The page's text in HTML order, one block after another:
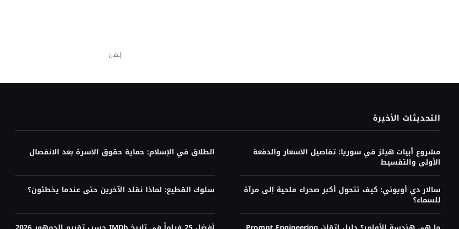
إعلان
التحديثات الأخيرة
مشروع أبيات هيلز في سوريا: تفاصيل الأسعار والدفعة
الأولى والتقسيط
الطلاق في الإسلام: حماية حقوق الأسرة بعد الانفصال
سالار دي أويوني: كيف تتحول أكبر صحراء ملحية إلى مرآة
للسماء؟
سلوك القطيع: لماذا نقلد الآخرين حتى عندما يخطئون؟